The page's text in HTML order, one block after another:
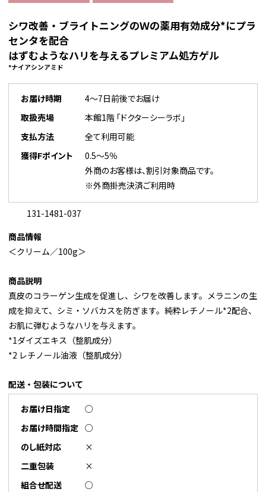
シワ改善・ブライトニングのＷの薬用有効成分*にプラ
センタを配合
はずむようなハリを与えるプレミアム処方ゲル
*ナイアシンアミド
お届け時期
4～7日前後でお届け
取扱売場
本館1階 「ドクターシーラボ」
支払方法
全て利用可能
獲得Fポイント
0.5～5％
外商のお客様は、割引対象商品です。
※外商掛売決済ご利用時
131-1481-037
商品情報
＜クリーム／100g＞
商品説明
真皮のコラーゲン生成を促進し、シワを改善します。メラニンの生
成を抑えて、シミ・ソバカスを防ぎます。純粋レチノール*2配合、
お肌に弾むようなハリを与えます。
*1ダイズエキス（整肌成分）
*2 レチノール油液（整肌成分）
配送・包装について
お届け日指定
○
お届け時間指定 ○
のし紙対応
×
二重包装
×
組合せ配送
○